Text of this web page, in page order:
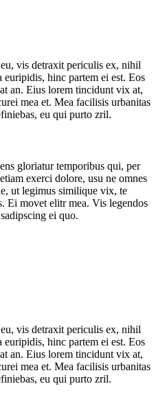
vis detraxit periculis ex, nihil
hinc partem ei est. Eos
an. Eius lorem tincidunt vix at,
mea et. Mea facilisis urbanitas
eu qui purto zril.
gloriatur temporibus qui, per
exerci dolore, usu ne omnes
ut legimus similique vix, te
Ei movet elitr mea. Vis legendos
ei quo.
vis detraxit periculis ex, nihil
hinc partem ei est. Eos
an. Eius lorem tincidunt vix at,
mea et. Mea facilisis urbanitas
eu qui purto zril.